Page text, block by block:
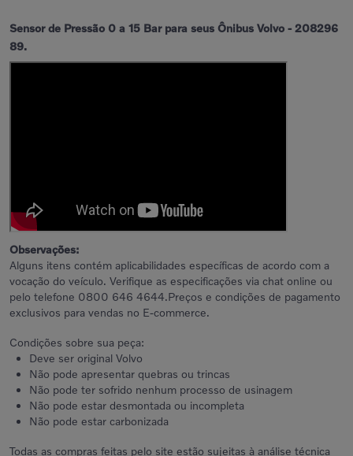
Sensor de Pressão 0 a 15 Bar para seus Ônibus Volvo - 208296
89.
Observações:
Alguns itens contém aplicabilidades específicas de acordo com a
vocação do veículo. Verifique as especificações via chat online ou
pelo telefone 0800 646 4644.Preços e condições de pagamento
exclusivos para vendas no E-commerce.
Condições sobre sua peça:
Deve ser original Volvo
Não pode apresentar quebras ou trincas
Não pode ter sofrido nenhum processo de usinagem
Não pode estar desmontada ou incompleta
Não pode estar carbonizada
Todas as compras feitas pelo site estão sujeitas à análise técnica